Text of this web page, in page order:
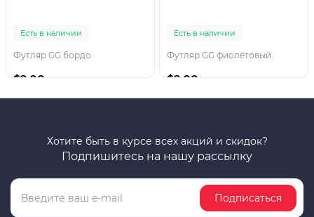
Есть в наличии
Футляр GG бордо
$2.00
Есть в наличии
Футляр GG фиолетовый
$2.00
Хотите быть в курсе всех акций и скидок?
Подпишитесь на нашу рассылку
Подписаться